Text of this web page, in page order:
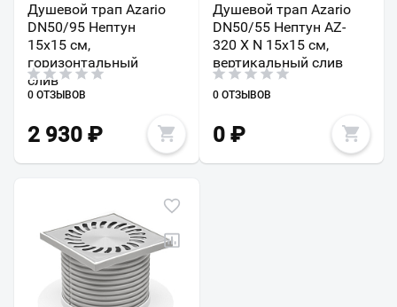
Душевой трап Azario
DN50/95 Нептун
15х15 см,
горизонтальный
слив
0 ОТЗЫВОВ
2 930 ₽
Душевой трап Azario
DN50/55 Нептун AZ-
320 X N 15х15 см,
вертикальный слив
0 ОТЗЫВОВ
0₽